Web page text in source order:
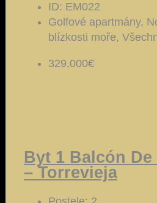
ID: EM022
Golfové apartmány,
blízkosti moře,
329,000€
Byt 1 Balcón De
– Torrevieja